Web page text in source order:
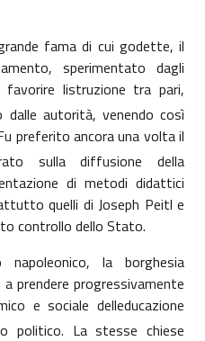
fama di cui godette, il
sperimentato dagli
listruzione tra pari,
dalle autorità, venendo così
preferito ancora una volta il
sulla diffusione della
di metodi didattici
quelli di Joseph Peitl e
controllo dello Stato.
la borghesia
prendere progressivamente
e sociale delleducazione
politico. La stesse chiese